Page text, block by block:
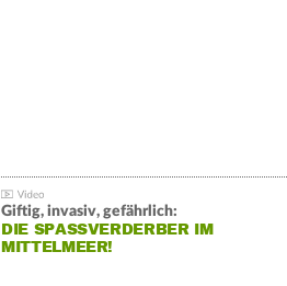
Giftig, invasiv, gefährlich:
DIE SPASSVERDERBER IM M
ITTELMEER!